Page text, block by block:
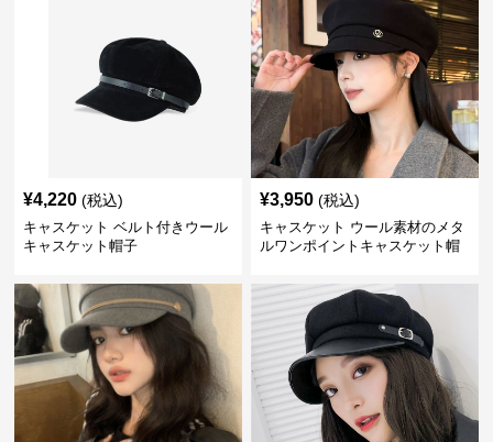
¥4,220 (税込)
キャスケット ベルト付きウール
キャスケット帽子
¥3,950 (税込)
キャスケット ウール素材のメタ
ルワンポイントキャスケット帽